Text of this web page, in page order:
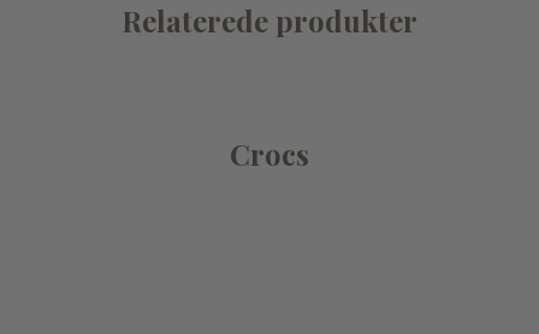
Relaterede produkter
Crocs